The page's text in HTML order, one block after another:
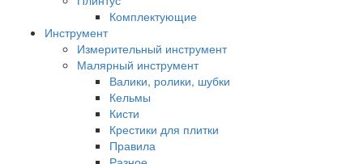
Комплектующие
Инструмент
Измерительный инструмент
Малярный инструмент
Валики, ролики, шубки
Кельмы
Кисти
Крестики для плитки
Правила